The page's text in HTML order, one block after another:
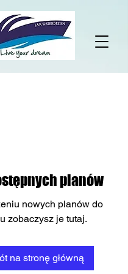
planów
nowych planów do
zobaczysz je tutaj.
na stronę główną